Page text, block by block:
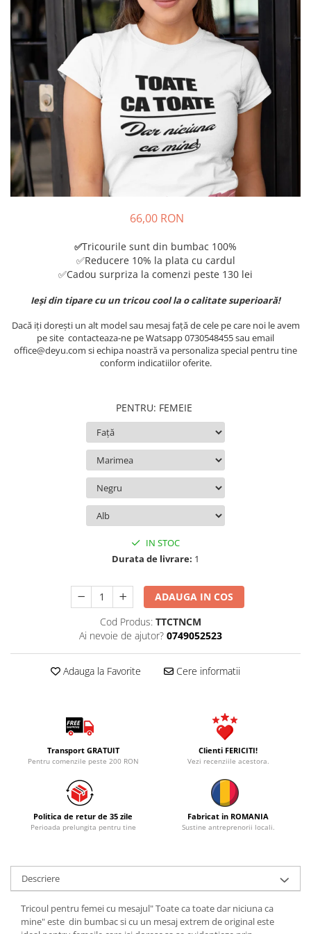
Tricouri Diverse
Tricouri Azi esti Tanar si maine...
Tricouri Motivationale
Tricouri Mamici
Tricouri Pensionari
Tricouri Animalute
Tricouri Stari
Tricouri Gameri
Tricouri Mesaje Virale
Tricouri Vesele
66,00 RON
✅Tricourile sunt din bumbac 100%
✅Reducere 10% la plata cu cardul
✅Cadou surpriza la comenzi peste 130 lei
Ieși din tipare cu un tricou cool la o calitate superioară!
Dacă iți dorești un alt model sau mesaj față de cele pe care noi le avem
pe site contacteaza-ne pe Watsapp 0730548455 sau email
office@deyu.com si echipa noastră va personaliza special pentru tine
conform indicatiilor oferite.
PENTRU: FEMEIE
IN STOC
Durata de livrare: 1
ADAUGA IN COS
Cod Produs: TTCTNCM
Ai nevoie de ajutor? 0749052523
Adauga la Favorite Cere informatii
Transport GRATUIT
Pentru comenzile peste 200 RON
Clienti FERICITI!
Vezi recenziile acestora.
Politica de retur de 35 zile
Perioada prelungita pentru tine
Fabricat in ROMANIA
Sustine antreprenorii locali.
Descriere
Tricoul pentru femei cu mesajul" Toate ca toate dar niciuna ca
mine" este din bumbac si cu un mesaj extrem de original este